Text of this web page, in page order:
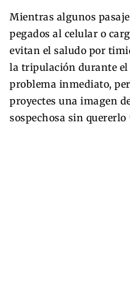
Mientras algunos
pegados al celular o
evitan el saludo por
la tripulación durante el
problema inmediato,
proyectes una imagen
sospechosa sin quererlo